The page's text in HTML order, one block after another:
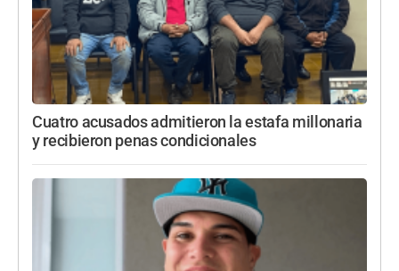
Cuatro acusados admitieron la estafa millonaria
y recibieron penas condicionales